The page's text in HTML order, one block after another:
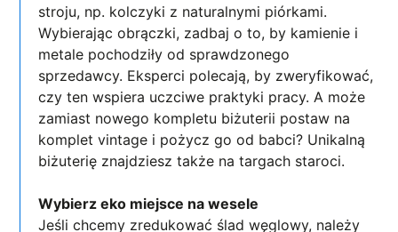
stroju, np. kolczyki z naturalnymi piórkami.
Wybierając obrączki, zadbaj o to, by kamienie i
metale pochodziły od sprawdzonego
sprzedawcy. Eksperci polecają, by zweryfikować,
czy ten wspiera uczciwe praktyki pracy. A może
zamiast nowego kompletu biżuterii postaw na
komplet vintage i pożycz go od babci? Unikalną
biżuterię znajdziesz także na targach staroci.
Wybierz eko miejsce na wesele
Jeśli chcemy zredukować ślad węglowy, należy